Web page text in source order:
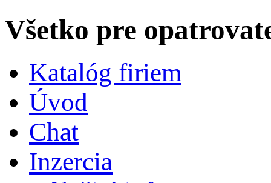
Opatrovatel, opatrovatelka...
Opatrovatel, opatrovatelka...
Všetko pre
Katalóg firiem